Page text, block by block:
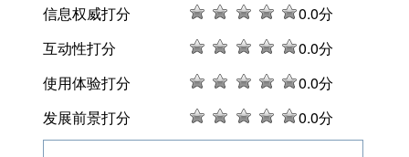
信息权威打分 0.0分
互动性打分
0.0分
使用体验打分
0.0分
发展前景打分
0.0分